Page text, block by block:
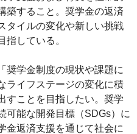
築すること。奨学金の返済
タイルの変化や新しい挑戦
指している。
奨学金制度の現状や課題に
ライフステージの変化に積
すことを目指したい。奨学
可能な開発目標（SDGs）に
金返済支援を通じて社会に